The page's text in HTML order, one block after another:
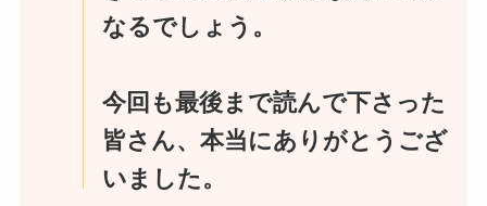
なるでしょう。
今回も最後まで読んで下さった
皆さん、本当にありがとうござ
いました。